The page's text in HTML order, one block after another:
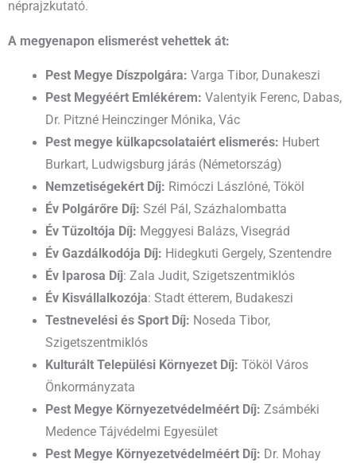
néprajzkutató.
A megyenapon elismerést vehettek át:
Pest Megye Díszpolgára: Varga Tibor, Dunakeszi
Pest Megyéért Emlékérem: Valentyik Ferenc, Dabas,
Dr. Pitzné Heinczinger Mónika, Vác
Pest megye külkapcsolataiért elismerés: Hubert
Burkart, Ludwigsburg járás (Németország)
Nemzetiségekért Díj: Rimóczi Lászlóné, Tököl
Év Polgárőre Díj: Szél Pál, Százhalombatta
Év Tűzoltója Díj: Meggyesi Balázs, Visegrád
Év Gazdálkodója Díj: Hidegkuti Gergely, Szentendre
Év Iparosa Díj: Zala Judit, Szigetszentmiklós
Év Kisvállalkozója: Stadt étterem, Budakeszi
Testnevelési és Sport Díj: Noseda Tibor,
Szigetszentmiklós
Kulturált Települési Környezet Díj: Tököl Város
Önkormányzata
Pest Megye Környezetvédelméért Díj: Zsámbéki
Medence Tájvédelmi Egyesület
Pest Megye Környezetvédelméért Díj: Dr. Mohay